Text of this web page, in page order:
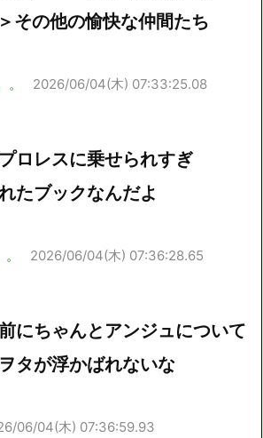
その他の愉快な仲間たち
2026/06/04(木) 07:33:25.08
ロレスに乗せられすぎ
たブックなんだよ
2026/06/04(木) 07:36:28.65
にちゃんとアンジュについて
タが浮かばれないな
06/04(木) 07:36:59.93